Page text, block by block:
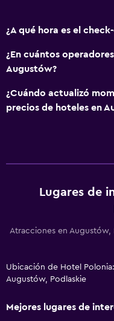
¿A qué hora es el
¿En cuántos
Augustów?
¿Cuándo actualizó
precios de hoteles en
Lugares de
Atracciones en
Ubicación de Hotel
Augustów, Podlaskie
Mejores lugares de